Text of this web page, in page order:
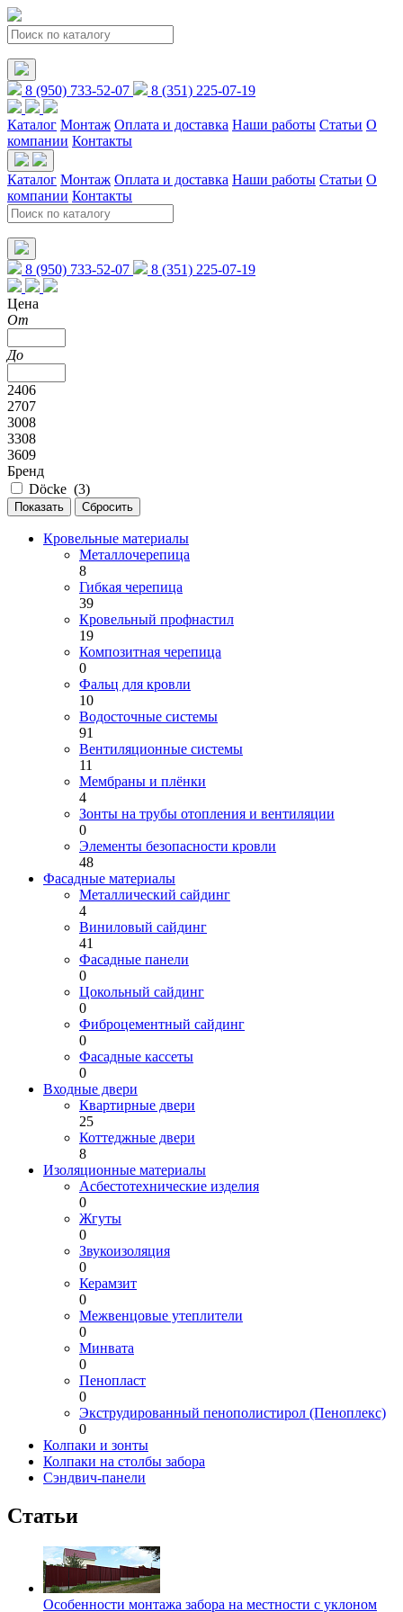
8 (950) 733-52-07 8 (351) 225-07-19
Каталог Монтаж Оплата и доставка Наши работы Статьи О
компании Контакты
Каталог Монтаж Оплата и доставка Наши работы Статьи О
компании Контакты
8 (950) 733-52-07 8 (351) 225-07-19
Цена
От
До
2406
2707
3008
3308
3609
Бренд
Döcke (3)
Кровельные материалы
Металлочерепица
8
Гибкая черепица
39
Кровельный профнастил
19
Композитная черепица
0
Фальц для кровли
10
Водосточные системы
91
Вентиляционные системы
11
Мембраны и плёнки
4
Зонты на трубы отопления и вентиляции
0
Элементы безопасности кровли
48
Фасадные материалы
Металлический сайдинг
4
Виниловый сайдинг
41
Фасадные панели
0
Цокольный сайдинг
0
Фиброцементный сайдинг
0
Фасадные кассеты
0
Входные двери
Квартирные двери
25
Коттеджные двери
8
Изоляционные материалы
Асбестотехнические изделия
0
Жгуты
0
Звукоизоляция
0
Керамзит
0
Межвенцовые утеплители
0
Минвата
0
Пенопласт
0
Экструдированный пенополистирол (Пеноплекс)
0
Колпаки и зонты
Колпаки на столбы забора
Сэндвич-панели
Статьи
Особенности монтажа забора на местности с уклоном